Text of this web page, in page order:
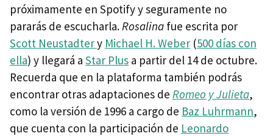
próximamente en Spotify y seguramente no
pararás de escucharla. Rosalina fue escrita por
Scott Neustadtery Michael H. Weber (500 días con
ella) y llegará a Star Plus a partir del 14 de octubre.
Recuerda que en la plataforma también podrás
encontrar otras adaptaciones de Romeo y Julieta,
como la versión de 1996 a cargo de Baz Luhrmann,
que cuenta con la participación de Leonardo